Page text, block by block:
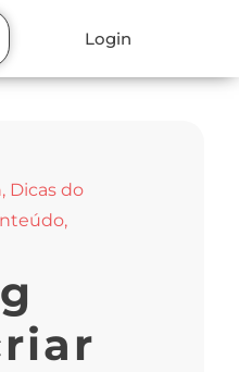
Login
, Dicas do
,